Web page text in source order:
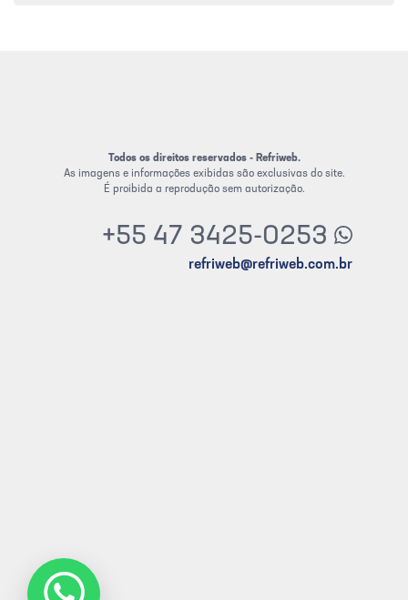
Todos os direitos reservados - Refriweb.
As imagens e informações exibidas são exclusivas do site.
É proibida a reprodução sem autorização.
+55 47 3425-0253
refriweb@refriweb.com.br